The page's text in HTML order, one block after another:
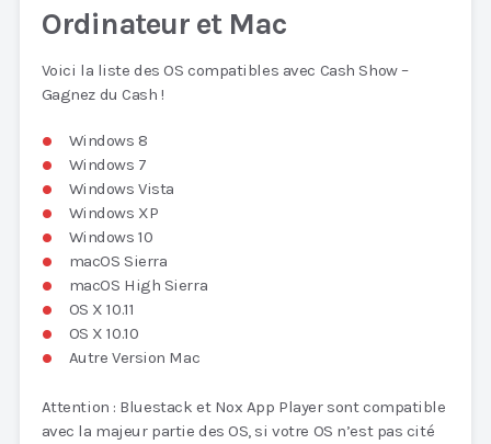
Ordinateur et Mac
Voici la liste des OS compatibles avec Cash Show –
Gagnez du Cash !
Windows 8
Windows 7
Windows Vista
Windows XP
Windows 10
macOS Sierra
macOS High Sierra
OS X 10.11
OS X 10.10
Autre Version Mac
Attention : Bluestack et Nox App Player sont compatible
avec la majeur partie des OS, si votre OS n’est pas cité